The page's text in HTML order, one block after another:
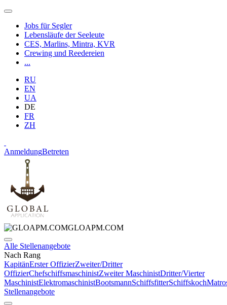
Jobs für Segler
Lebensläufe der Seeleute
CES, Marlins, Mintra, KVR
Crewing und Reedereien
...
RU
EN
UA
DE
FR
ZH
AnmeldungBetreten
GLOAPM.COM
Alle Stellenangebote
Nach Rang
KapitänErster OffizierZweiter/Dritter
OffizierChefschiffsmaschinistZweiter MaschinistDritter/Vierter
MaschinistElektromaschinistBootsmannSchiffsfitterSchiffskoch
Stellenangebote